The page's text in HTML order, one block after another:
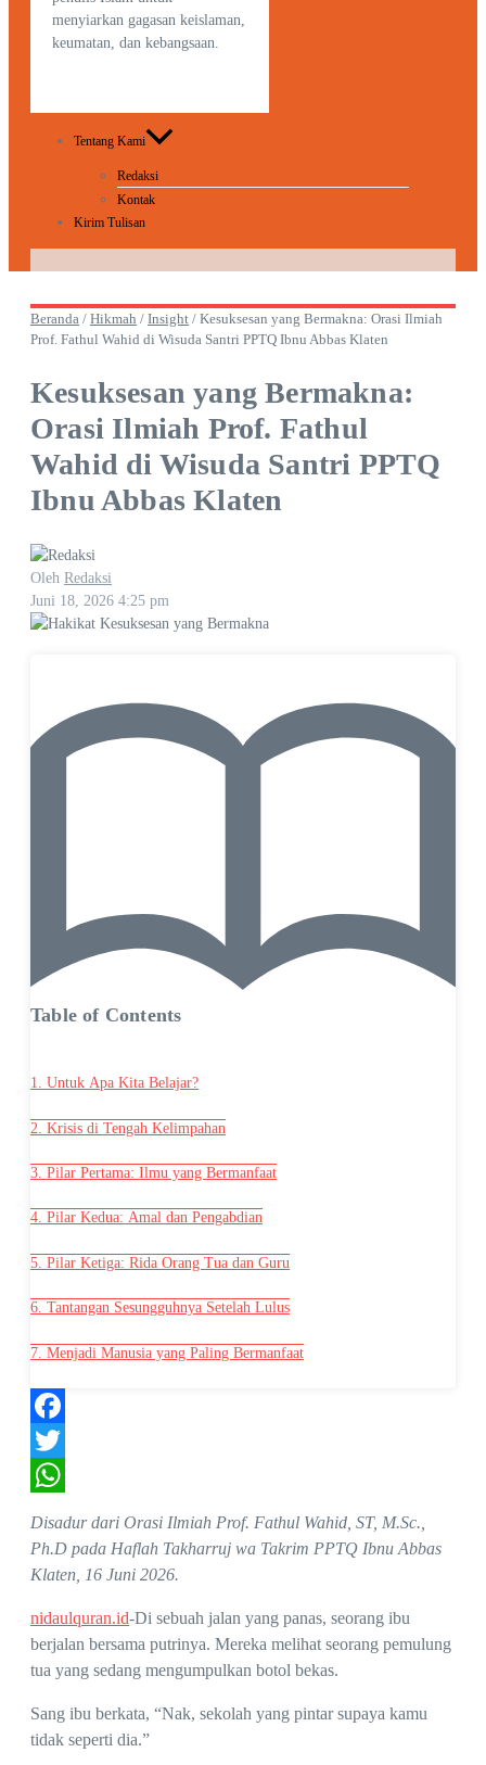
menyiarkan gagasan keislaman,
keumatan, dan kebangsaan.
Tentang Kami
Redaksi
Kontak
Kirim Tulisan
Beranda / Hikmah / Insight / Kesuksesan yang Bermakna: Orasi Ilmiah
Prof. Fathul Wahid di Wisuda Santri PPTQ Ibnu Abbas Klaten
Kesuksesan yang Bermakna:
Orasi Ilmiah Prof. Fathul
Wahid di Wisuda Santri PPTQ
Ibnu Abbas Klaten
Oleh Redaksi
Juni 18, 2026 4:25 pm
Table of Contents
1. Untuk Apa Kita Belajar?
2. Krisis di Tengah Kelimpahan
3. Pilar Pertama: Ilmu yang Bermanfaat
4. Pilar Kedua: Amal dan Pengabdian
5. Pilar Ketiga: Rida Orang Tua dan Guru
6. Tantangan Sesungguhnya Setelah Lulus
7. Menjadi Manusia yang Paling Bermanfaat
Facebook
Twitter
Disadur dari Orasi Ilmiah Prof. Fathul Wahid, ST, M.Sc.,
Ph.D pada Haflah Takharruj wa Takrim PPTQ Ibnu Abbas
Klaten, 16 Juni 2026.
nidaulquran.id-Di sebuah jalan yang panas, seorang ibu
berjalan bersama putrinya. Mereka melihat seorang pemulung
tua yang sedang mengumpulkan botol bekas.
Sang ibu berkata, “Nak, sekolah yang pintar supaya kamu
tidak seperti dia.”